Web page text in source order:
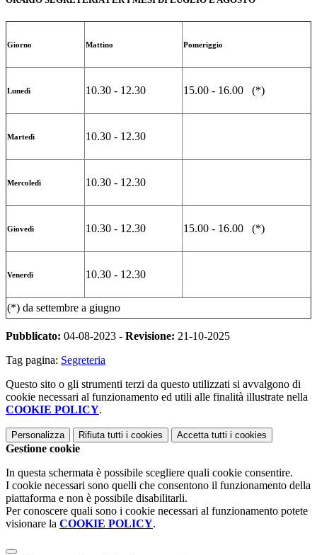
Giorno Mattino Pomeriggio
Lunedì 10.30 - 12.30 15.00 - 16.00 (*)
Martedì 10.30 - 12.30
Mercoledì 10.30 - 12.30
Giovedì 10.30 - 12.30 15.00 - 16.00 (*)
Venerdì 10.30 - 12.30
(*) da settembre a giugno
Pubblicato: 04-08-2023 - Revisione: 21-10-2025
Tag pagina: Segreteria
Questo sito o gli strumenti terzi da questo utilizzati si avvalgono di
cookie necessari al funzionamento ed utili alle finalità illustrate nella
COOKIE POLICY.
Personalizza Rifiuta tutti i cookies Accetta tutti i cookies
Gestione cookie
In questa schermata è possibile scegliere quali cookie consentire.
I cookie necessari sono quelli che consentono il funzionamento della
piattaforma e non è possibile disabilitarli.
Per conoscere quali sono i cookie necessari al funzionamento potete
visionare la COOKIE POLICY.